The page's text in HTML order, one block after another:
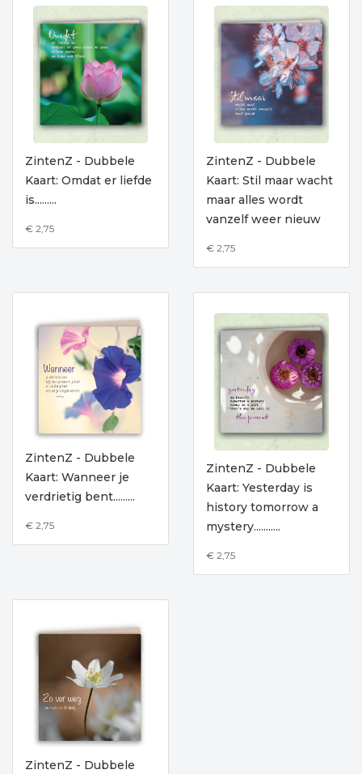
ZintenZ - Dubbele
Kaart: Omdat er liefde
is.........
€ 2,75
ZintenZ - Dubbele
Kaart: Stil maar wacht
maar alles wordt
vanzelf weer nieuw
€ 2,75
ZintenZ - Dubbele
Kaart: Wanneer je
verdrietig bent.........
€ 2,75
ZintenZ - Dubbele
Kaart: Yesterday is
history tomorrow a
mystery...........
€ 2,75
ZintenZ - Dubbele